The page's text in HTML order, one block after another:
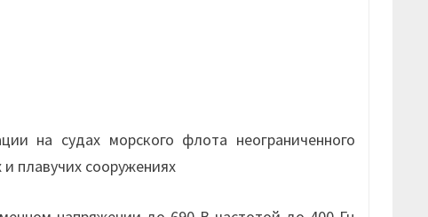
на судах морского флота неограниченного
плавучих сооружениях